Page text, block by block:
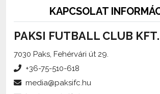
PAKSI FUTBALL CLUB KFT.
7030 Paks, Fehérvári út 29.